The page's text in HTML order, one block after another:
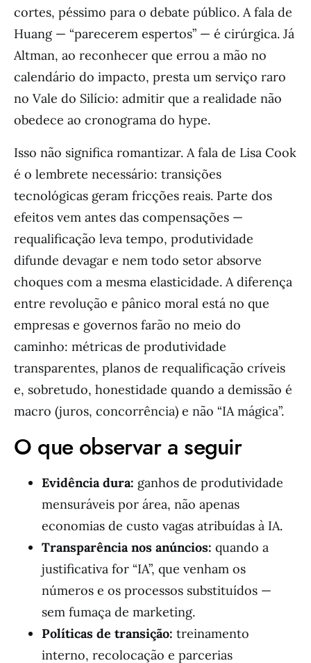
cortes, péssimo para o debate público. A fala de
Huang — “parecerem espertos” — é cirúrgica. Já
Altman, ao reconhecer que errou a mão no
calendário do impacto, presta um serviço raro
no Vale do Silício: admitir que a realidade não
obedece ao cronograma do hype.
Isso não significa romantizar. A fala de Lisa Cook
é o lembrete necessário: transições
tecnológicas geram fricções reais. Parte dos
efeitos vem antes das compensações —
requalificação leva tempo, produtividade
difunde devagar e nem todo setor absorve
choques com a mesma elasticidade. A diferença
entre revolução e pânico moral está no que
empresas e governos farão no meio do
caminho: métricas de produtividade
transparentes, planos de requalificação críveis
e, sobretudo, honestidade quando a demissão é
macro (juros, concorrência) e não “IA mágica”.
O que observar a seguir
Evidência dura: ganhos de produtividade
mensuráveis por área, não apenas
economias de custo vagas atribuídas à IA.
Transparência nos anúncios: quando a
justificativa for “IA”, que venham os
números e os processos substituídos —
sem fumaça de marketing.
Políticas de transição: treinamento
interno, recolocação e parcerias